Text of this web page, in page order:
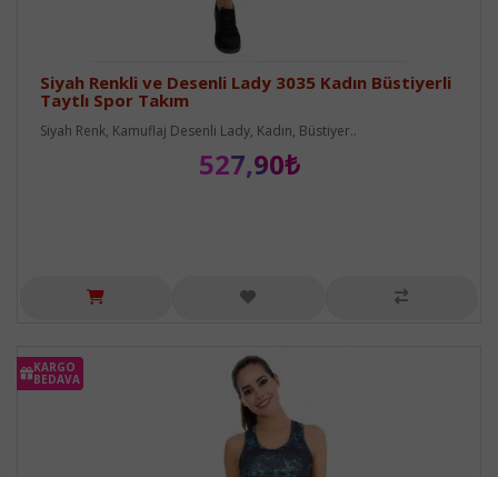
Siyah Renkli ve Desenli Lady 3035 Kadın Büstiyerli
Taytlı Spor Takım
Siyah Renk, Kamuflaj Desenli Lady, Kadın, Büstiyer..
527,90₺
KARGO
BEDAVA